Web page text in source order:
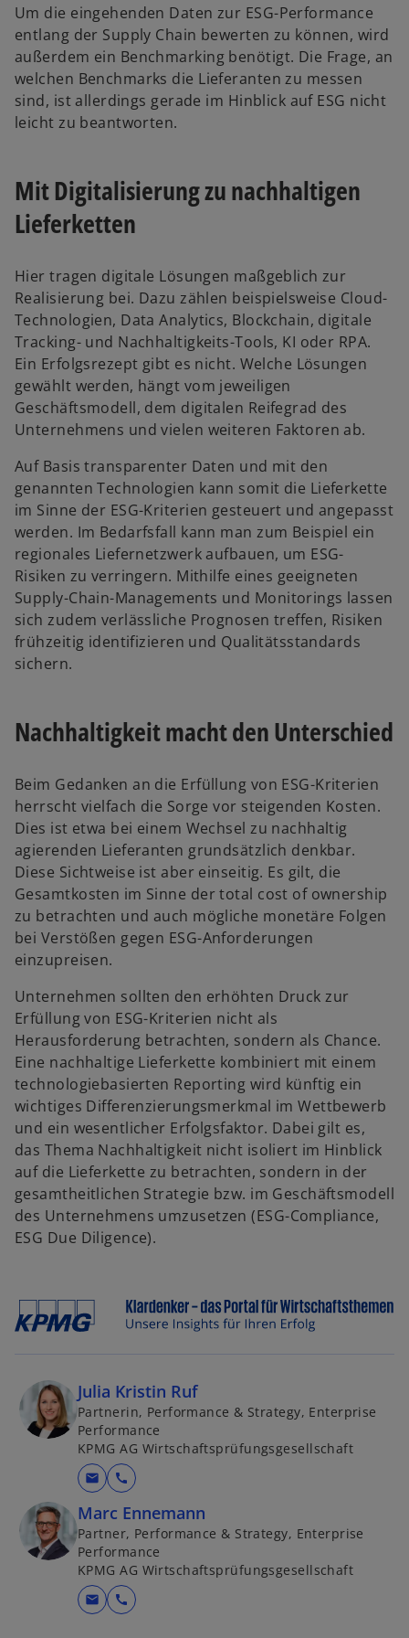
Um die eingehenden Daten zur ESG-Performance
entlang der Supply Chain bewerten zu können, wird
außerdem ein Benchmarking benötigt. Die Frage, an
welchen Benchmarks die Lieferanten zu messen
sind, ist allerdings gerade im Hinblick auf ESG nicht
leicht zu beantworten.
Mit Digitalisierung zu nachhaltigen
Lieferketten
Hier tragen digitale Lösungen maßgeblich zur
Realisierung bei. Dazu zählen beispielsweise Cloud-
Technologien, Data Analytics, Blockchain, digitale
Tracking- und Nachhaltigkeits-Tools, KI oder RPA.
Ein Erfolgsrezept gibt es nicht. Welche Lösungen
gewählt werden, hängt vom jeweiligen
Geschäftsmodell, dem digitalen Reifegrad des
Unternehmens und vielen weiteren Faktoren ab.
Auf Basis transparenter Daten und mit den
genannten Technologien kann somit die Lieferkette
im Sinne der ESG-Kriterien gesteuert und angepasst
werden. Im Bedarfsfall kann man zum Beispiel ein
regionales Liefernetzwerk aufbauen, um ESG-
Risiken zu verringern. Mithilfe eines geeigneten
Supply-Chain-Managements und Monitorings lassen
sich zudem verlässliche Prognosen treffen, Risiken
frühzeitig identifizieren und Qualitätsstandards
sichern.
Nachhaltigkeit macht den Unterschied
Beim Gedanken an die Erfüllung von ESG-Kriterien
herrscht vielfach die Sorge vor steigenden Kosten.
Dies ist etwa bei einem Wechsel zu nachhaltig
agierenden Lieferanten grundsätzlich denkbar.
Diese Sichtweise ist aber einseitig. Es gilt, die
Gesamtkosten im Sinne der total cost of ownership
zu betrachten und auch mögliche monetäre Folgen
bei Verstößen gegen ESG-Anforderungen
einzupreisen.
Unternehmen sollten den erhöhten Druck zur
Erfüllung von ESG-Kriterien nicht als
Herausforderung betrachten, sondern als Chance.
Eine nachhaltige Lieferkette kombiniert mit einem
technologiebasierten Reporting wird künftig ein
wichtiges Differenzierungsmerkmal im Wettbewerb
und ein wesentlicher Erfolgsfaktor. Dabei gilt es,
das Thema Nachhaltigkeit nicht isoliert im Hinblick
auf die Lieferkette zu betrachten, sondern in der
gesamtheitlichen Strategie bzw. im Geschäftsmodell
des Unternehmens umzusetzen (ESG-Compliance,
ESG Due Diligence).
Julia Kristin Ruf
Partnerin, Performance & Strategy, Enterprise
Performance
KPMG AG Wirtschaftsprüfungsgesellschaft
mail call
Marc Ennemann
Partner, Performance & Strategy, Enterprise
Performance
KPMG AG Wirtschaftsprüfungsgesellschaft
mail call